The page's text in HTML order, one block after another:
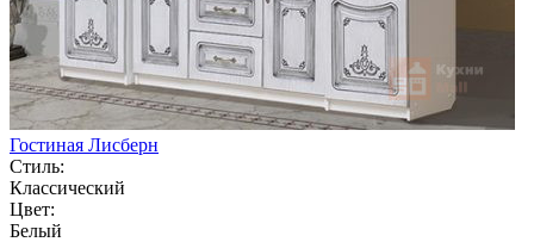
Гостиная Лисберн
Стиль:
Классический
Цвет:
Белый